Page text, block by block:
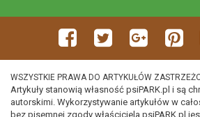
WSZYSTKIE PRAWA DO ARTYKUŁÓW
Artykuły stanowią własność psiPARK.pl i są
autorskimi. Wykorzystywanie artykułów w
bez pisemnej zgody właściciela psiPARK.pl